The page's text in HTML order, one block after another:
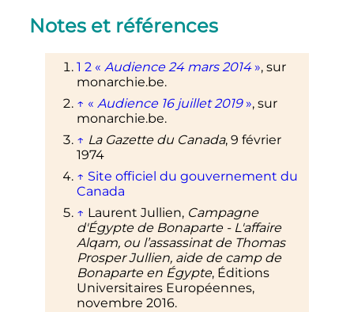
Notes et références
1 2 « Audience 24 mars 2014 », sur
monarchie.be.
↑ « Audience 16 juillet 2019 », sur
monarchie.be.
↑ La Gazette du Canada, 9 février
1974
↑ Site officiel du gouvernement du
Canada
↑ Laurent Jullien, Campagne
d'Égypte de Bonaparte - L'affaire
Alqam, ou l’assassinat de Thomas
Prosper Jullien, aide de camp de
Bonaparte en Égypte, Éditions
Universitaires Européennes,
novembre 2016.